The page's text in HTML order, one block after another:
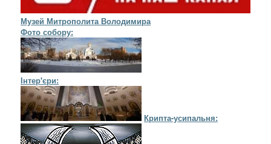
Музей Митрополита Володимира
Фото собору:
Інтер'єри:
Крипта-усипальня: